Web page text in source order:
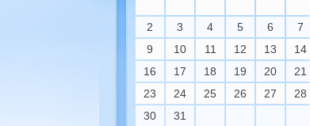
2 3 4 5 6
7
9
10 11 12 13
14
16
17 18 19 20
21
23
24 25 26 27
28
30
31